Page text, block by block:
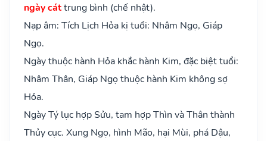
ngày cáttrung bình (chế nhật).
Nạp âm: Tích Lịch Hỏa kị tuổi: Nhâm Ngọ, Giáp
Ngọ.
Ngày thuộc hành Hỏa khắc hành Kim, đặc biệt tuổi:
Nhâm Thân, Giáp Ngọ thuộc hành Kim không sợ
Hỏa.
Ngày Tý lục hợp Sửu, tam hợp Thìn và Thân thành
Thủy cục. Xung Ngọ, hình Mão, hại Mùi, phá Dậu,